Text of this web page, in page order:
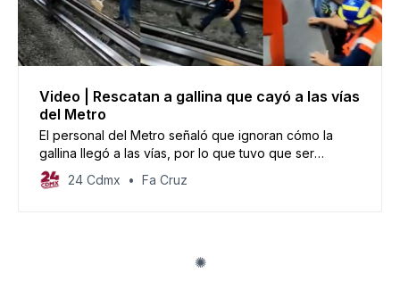
Video | Rescatan a gallina que cayó a las vías
del Metro
El personal del Metro señaló que ignoran cómo la
gallina llegó a las vías, por lo que tuvo que ser
suspendido el servicio por varios minutos.
24 Cdmx Fa Cruz